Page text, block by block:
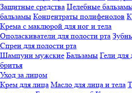
Защитные средства Целебные
бальзамы Концентраты полифенолов
Крема с маклюрой для ног и тела
Ополаскиватели для полости рта
Спреи для полости рта
Шампуни мужские Бальзамы Гели
бритья
Уход за лицом
Крем для лица Масло для лица и тела